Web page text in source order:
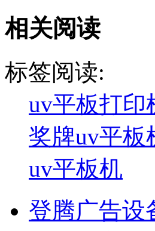
相关阅读
标签阅读:
uv平板打印
奖牌uv平板
uv平板机
登腾广告设